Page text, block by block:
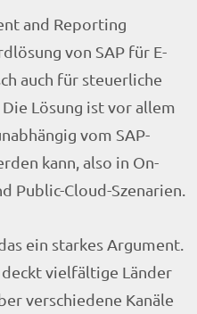
and Reporting
von SAP für E-
auch für steuerliche
Lösung ist vor allem
vom SAP-
kann, also in On-
Public-Cloud-Szenarien.
ein starkes Argument.
vielfältige Länder
verschiedene Kanäle